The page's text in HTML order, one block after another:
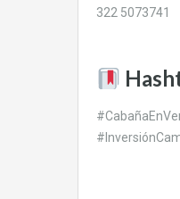
322 5073741